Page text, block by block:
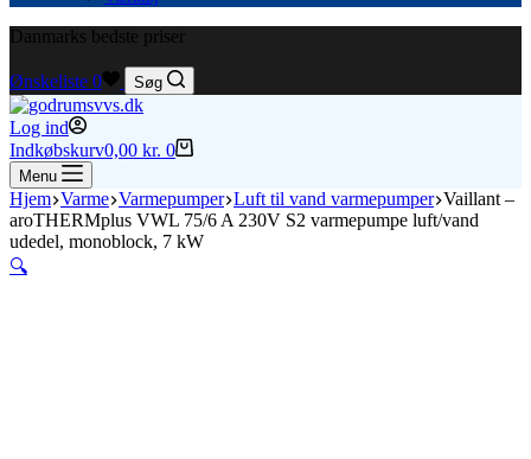
Danmarks bedste priser
Ønskeliste 0 Søg
Log ind
Indkøbskurv0,00 kr. 0
Menu
Hjem Varme Varmepumper Luft til vand varmepumper Vaillant –
aroTHERMplus VWL 75/6 A 230V S2 varmepumpe luft/vand
udedel, monoblock, 7 kW
🔍